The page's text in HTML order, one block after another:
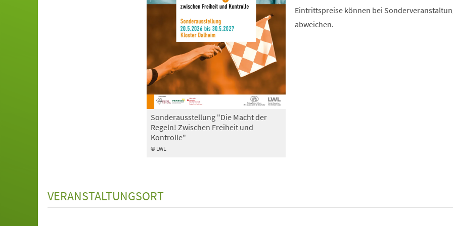
© LWL
Sonderausstellung "Die Macht der
Regeln! Zwischen Freiheit und
Kontrolle"
Eintrittspreise können bei
abweichen.
VERANSTALTUNGSORT